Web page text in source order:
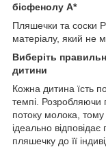
бісфенолу А*
Пляшечки та соски
матеріалу, який не
Виберіть
дитини
Кожна дитина їсть
темпі. Розробляючи
потоку молока,
ідеально
пляшечку до її